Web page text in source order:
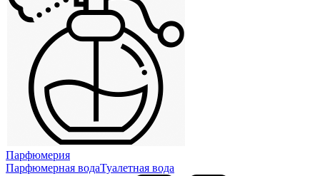
Парфюмерия
Парфюмерная водаТуалетная вода